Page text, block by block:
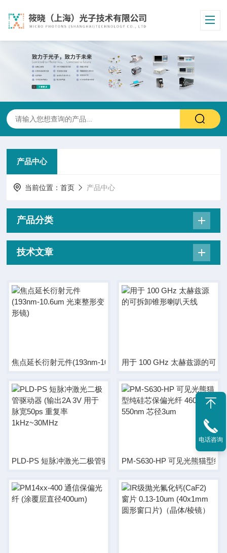
产品中心
当前位置：首页 产品中心
产品分类
技术文章
焦点延长衍射元件(193nm-10.6um 光束整形变形镜)
用于 100 GHz 太赫兹源的可
PLD-PS 短脉冲激光二极管驱动器 (输出2A 3V 用于脉宽50ps 重
PM-S630-HP 可见光熊猫型纯
电话咨询